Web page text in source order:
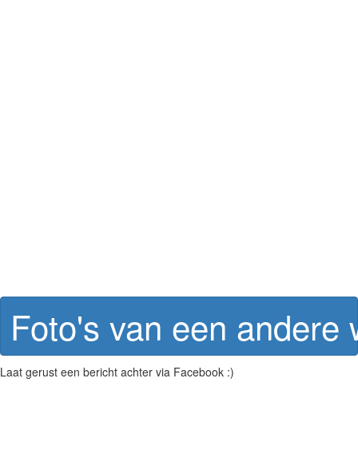
Foto's van een andere
Laat gerust een bericht achter via Facebook :)